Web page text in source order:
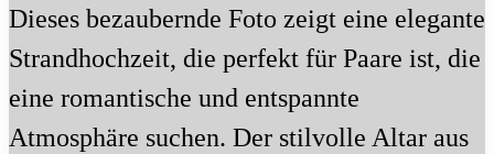
Dieses bezaubernde Foto zeigt eine elegante
Strandhochzeit, die perfekt für Paare ist, die
eine romantische und entspannte
Atmosphäre suchen. Der stilvolle Altar aus